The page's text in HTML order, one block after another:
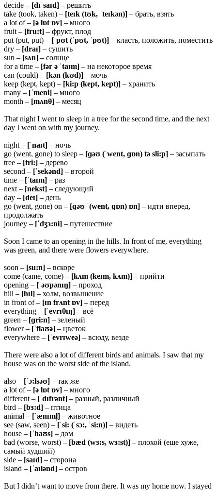
decide – [dɪˈsaɪd] – решить
take (took, taken) – [teɪk (tʊk, ˈteɪkən)] – брать, взять
a lot of – [ə lɒt ɒv] – много
fruit – [fru:t] – фрукт, плод
put (put, put) – [ˈpʊt (ˈpʊt, ˈpʊt)] – класть, положить, поместить
dry – [draɪ] – сушить
sun – [sʌn] – солнце
for a time – [fər ə ˈtaɪm] – на некоторое время
can (could) – [kən (kʊd)] – мочь
keep (kept, kept) – [ki:p (kept, kept)] – хранить
many – [ˈmeni] – много
month – [mʌnθ] – месяц
That night I went to sleep in a tree for the second time, and the next
day I went on with my journey.
night – [ˈnaɪt] – ночь
go (went, gone) to sleep – [ɡəʊ (ˈwent, ɡɒn) tə sli:p] – засыпать
tree – [tri:] – дерево
second – [ˈsekənd] – второй
time – [ˈtaɪm] – раз
next – [nekst] – следующий
day – [deɪ] – день
go (went, gone) on – [ɡəʊ ˈ(went, ɡɒn) ɒn] – идти вперед,
продолжать
journey – [ˈdʒɜ:ni] – путешествие
Soon I came to an opening in the hills. In front of me, everything
was green, and there were flowers everywhere.
soon – [su:n] – вскоре
come (came, come) – [kʌm (keɪm, kʌm)] – прийти
opening – [ˈəʊpənɪŋ] – проход
hill – [hɪl] – холм, возвышение
in front of – [ɪn frʌnt ɒv] – перед
everything – [ˈevrɪθɪŋ] – всё
green – [ɡri:n] – зеленый
flower – [ˈflaʊə] – цветок
everywhere – [ˈevrɪweə] – всюду, везде
There were also a lot of different birds and animals. I saw that my
house was on the worst side of the island.
also – [ˈɔ:lsəʊ] – так же
a lot of – [ə lɒt ɒv] – много
different – [ˈdɪfrənt] – разный, различный
bird – [bɜ:d] – птица
animal – [ˈænɪml̩] – животное
see (saw, seen) – [ˈsi: (ˈsɔ:, ˈsi:n)] – видеть
house – [ˈhaʊs] – дом
bad (worse, worst) – [bæd (wɜ:s, wɜ:st)] – плохой (еще хуже,
самый худший)
side – [saɪd] – сторона
island – [ˈaɪlənd] – остров
But I didn’t want to move from there. It was my home now. I stayed